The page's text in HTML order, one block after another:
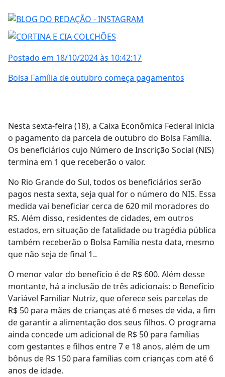
Postado em 18/10/2024 às 10:42:17
Bolsa Família de outubro começa pagamentos
Nesta sexta-feira (18), a Caixa Econômica Federal inicia
o pagamento da parcela de outubro do Bolsa Família.
Os beneficiários cujo Número de Inscrição Social (NIS)
termina em 1 que receberão o valor.
No Rio Grande do Sul, todos os beneficiários serão
pagos nesta sexta, seja qual for o número do NIS. Essa
medida vai beneficiar cerca de 620 mil moradores do
RS. Além disso, residentes de cidades, em outros
estados, em situação de fatalidade ou tragédia pública
também receberão o Bolsa Família nesta data, mesmo
que não seja de final 1..
O menor valor do benefício é de R$ 600. Além desse
montante, há a inclusão de três adicionais: o Benefício
Variável Familiar Nutriz, que oferece seis parcelas de
R$ 50 para mães de crianças até 6 meses de vida, a fim
de garantir a alimentação dos seus filhos. O programa
ainda concede um adicional de R$ 50 para famílias
com gestantes e filhos entre 7 e 18 anos, além de um
bônus de R$ 150 para famílias com crianças com até 6
anos de idade.